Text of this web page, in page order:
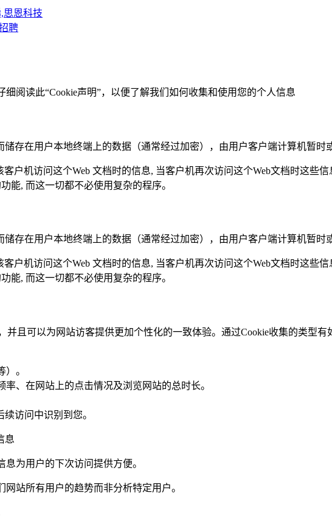
聘
阅读此“Cookie声明”，以便了解我们如何收集和使用您的个人信息
存在用户本地终端上的数据（通常经过加密），由用户客户端计算机暂时
户机访问这个Web 文档时的信息, 当客户机再次访问这个Web文档时这些
能, 而这一切都不必使用复杂的程序。
存在用户本地终端上的数据（通常经过加密），由用户客户端计算机暂时
户机访问这个Web 文档时的信息, 当客户机再次访问这个Web文档时这些
能, 而这一切都不必使用复杂的程序。
且可以为网站访客提供更加个性化的一致体验。通过Cookie收集的类型有
。
、在网站上的点击情况及浏览网站的总时长。
访问中识别到您。
息
为用户的下次访问提供方便。
站所有用户的趋势而非分析特定用户。